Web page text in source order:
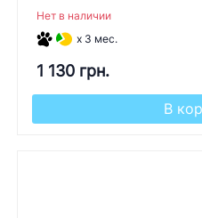
Нет в наличии
x 3 мес.
1 130 грн.
В